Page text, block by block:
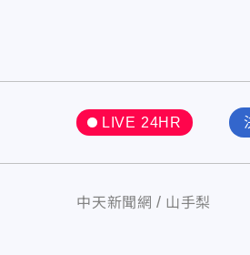
LIVE 24HR
中天新聞網 山手梨